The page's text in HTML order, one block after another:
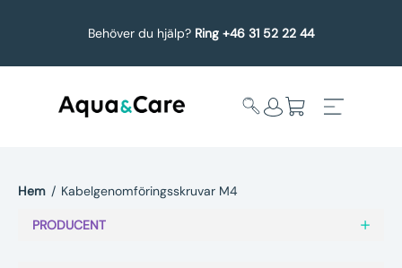
Behöver du hjälp? Ring +46 31 52 22 44
undermeny
Hem / Kabelgenomföringsskruvar M4
PRODUCENT